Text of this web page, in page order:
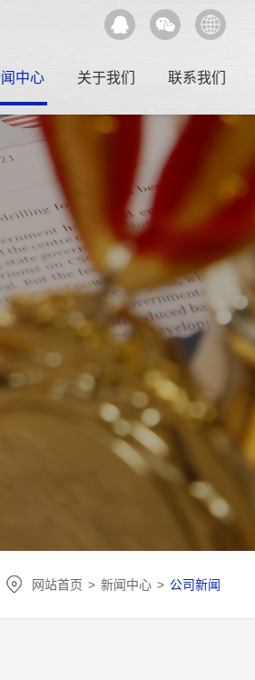
中心 关于我们 联系我们
网站首页 > 新闻中心 > 公司新闻